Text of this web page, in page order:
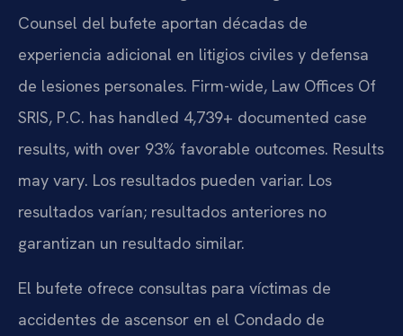
Counsel del bufete aportan décadas de
experiencia adicional en litigios civiles y defensa
de lesiones personales. Firm-wide, Law Offices Of
SRIS, P.C. has handled 4,739+ documented case
results, with over 93% favorable outcomes. Results
may vary. Los resultados pueden variar. Los
resultados varían; resultados anteriores no
garantizan un resultado similar.
El bufete ofrece consultas para víctimas de
accidentes de ascensor en el Condado de